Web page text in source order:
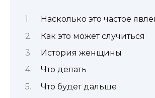
Насколько это частое
Как это может случиться
История женщины
Что делать
Что будет дальше